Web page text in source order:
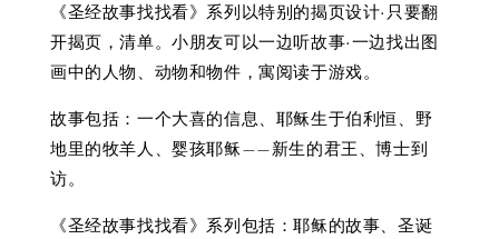
《圣经故事找找看》系列以特别的揭页设计·只要翻
开揭页，清单。小朋友可以一边听故事·一边找出图
画中的人物、动物和物件，寓阅读于游戏。
故事包括：一个大喜的信息、耶稣生于伯利恒、野
地里的牧羊人、婴孩耶稣——新生的君王、博士到
访。
《圣经故事找找看》系列包括：耶稣的故事、圣诞